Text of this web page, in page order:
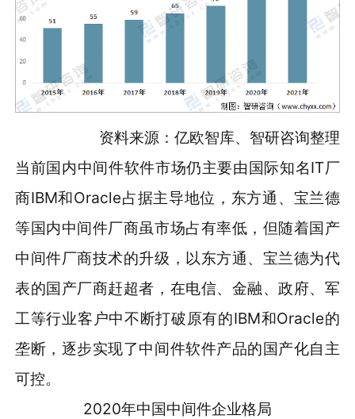
资料来源：亿欧智库、智研咨询整理
当前国内中间件软件市场仍主要由国际知名IT厂
商IBM和Oracle占据主导地位，东方通、宝兰德
等国内中间件厂商虽市场占有率低，但随着国产
中间件厂商技术的升级，以东方通、宝兰德为代
表的国产厂商赶超者，在电信、金融、政府、军
工等行业客户中不断打破原有的IBM和Oracle的
垄断，逐步实现了中间件软件产品的国产化自主
可控。
2020年中国中间件企业格局